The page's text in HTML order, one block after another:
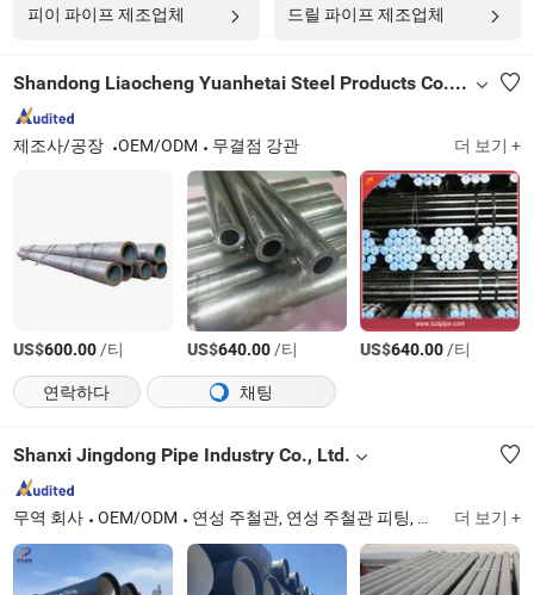
피이 파이프 제조업체 드릴 파이프 제조업체
Shandong Liaocheng Yuanhetai Steel Products Co., Ltd.
제조사/공장 OEM/ODM 무결점 강관 더 보기 +
US$600.00/티 US$640.00/티 US$640.00/티
연락하다
채팅
Shanxi Jingdong Pipe Industry Co., Ltd.
무역 회사 OEM/ODM 연성 주철관, 연성 주철관 피팅, 연성 주철 맨홀 뚜껑 더 보기 +